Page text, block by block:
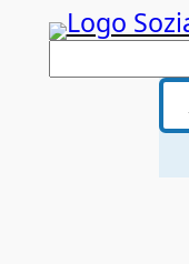
Inhalt